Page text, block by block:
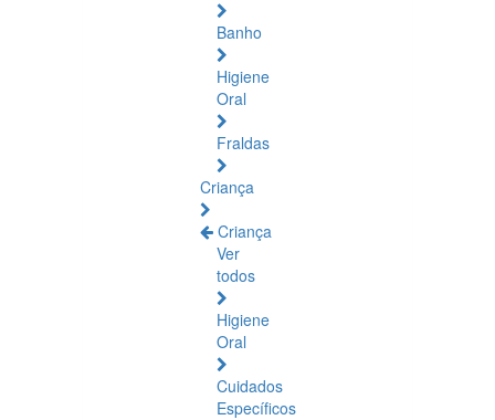
Banho
Higiene
Oral
Fraldas
Criança
Criança
Ver
todos
Higiene
Oral
Cuidados
Específicos